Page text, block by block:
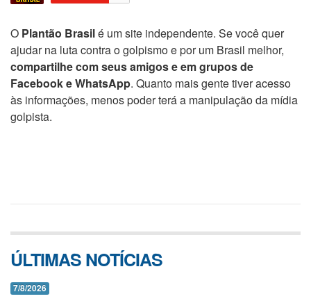
O Plantão Brasilé um site independente. Se você quer
ajudar na luta contra o golpismo e por um Brasil melhor,
compartilhe com seus amigos e em grupos de
Facebook e WhatsApp. Quanto mais gente tiver acesso
às informações, menos poder terá a manipulação da mídia
golpista.
ÚLTIMAS NOTÍCIAS
7/8/2026